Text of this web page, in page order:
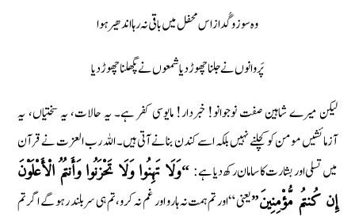
وہ سوز و گُداز اس محفل میں باقی نہ رہا اندھیر ہوا
پَروانوں نے جلنا چھوڑ دیا شمعوں نے پگھلنا چھوڑ دیا
لیکن میرے شاہین صفت نوجوانو! خبردار! مایوسی کفر ہے۔ یہ حالات، یہ سختیاں، یہ
آزمائشیں مومن کو کچلنے نہیں بلکہ اسے کندن بنانے آتی ہیں۔ اللہ رب العزت نے قرآن
میں تسلی اور بشارت کا سامان رکھ دیا ہے: “وَلَا تَهِنُوا وَلَا تَحْزَنُوا وَأَنتُمُ الْأَعْلَوْنَ
إِن كُنتُم مُّؤْمِنِينَ”یعنی “اور تم ہمت نہ ہارو اور غم نہ کرو، تم ہی سربلند رہو گے اگر تم